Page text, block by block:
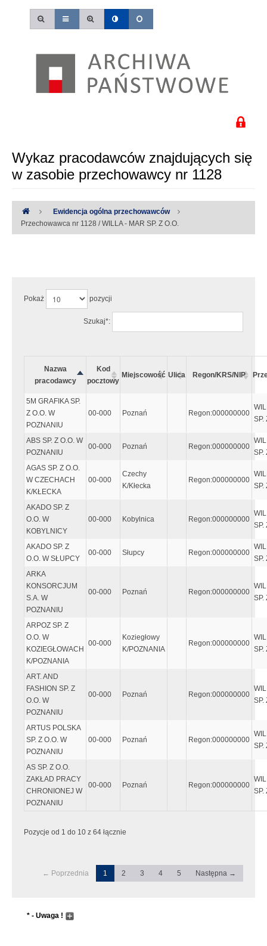
Wykaz pracodawców znajdujących się
w zasobie przechowawcy nr 1128
Ewidencja ogólna przechowawców
Przechowawca nr 1128 / WILLA - MAR SP. Z O.O.
Pokaż pozycji
Szukaj*:
Nazwa
pracodawcy
Kod
pocztowy
Miejscowość Ulica Regon/KRS/NIP
5M GRAFIKA SP.
Z O.O. W
POZNANIU
00-000 Poznań Regon:000000000
SP.
ABS SP. Z O.O. W
POZNANIU
00-000 Poznań Regon:000000000
SP.
AGAS SP. Z O.O.
W CZECHACH
K/KŁECKA
00-000
Czechy
K/Kłecka
Regon:000000000
SP.
AKADO SP. Z
O.O. W
KOBYLNICY
00-000 Kobylnica Regon:000000000
SP.
AKADO SP. Z
O.O. W SŁUPCY
00-000 Słupcy Regon:000000000
SP.
ARKA
KONSORCJUM
S.A. W
POZNANIU
00-000 Poznań Regon:000000000
SP.
ARPOZ SP. Z
O.O. W
KOZIEGŁOWACH
K/POZNANIA
00-000
Koziegłowy
K/POZNANIA
Regon:000000000
SP.
ART. AND
FASHION SP. Z
O.O. W
POZNANIU
00-000 Poznań Regon:000000000
SP.
ARTUS POLSKA
SP. Z O.O. W
POZNANIU
00-000 Poznań Regon:000000000
SP.
AS SP. Z O.O.
ZAKŁAD PRACY
CHRONIONEJ W
POZNANIU
00-000 Poznań Regon:000000000
SP.
Pozycje od 1 do 10 z 64 łącznie
← Poprzednia 1 2 3 4 5 Następna →
* - Uwaga !